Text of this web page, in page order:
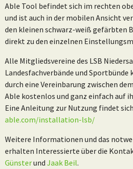
Able Tool befindet sich im rechten
und ist auch in der mobilen Ansicht
den kleinen schwarz-weiß gefärbten
direkt zu den einzelnen
Alle Mitgliedsvereine des LSB
Landesfachverbände und Sportbünde
durch eine Vereinbarung zwischen
Able kostenlos und ganz einfach auf
Eine Anleitung zur Nutzung findet
able.com/installation-lsb/
Weitere Informationen und das
erhalten Interessierte über die
Günsterund Jaak Beil.